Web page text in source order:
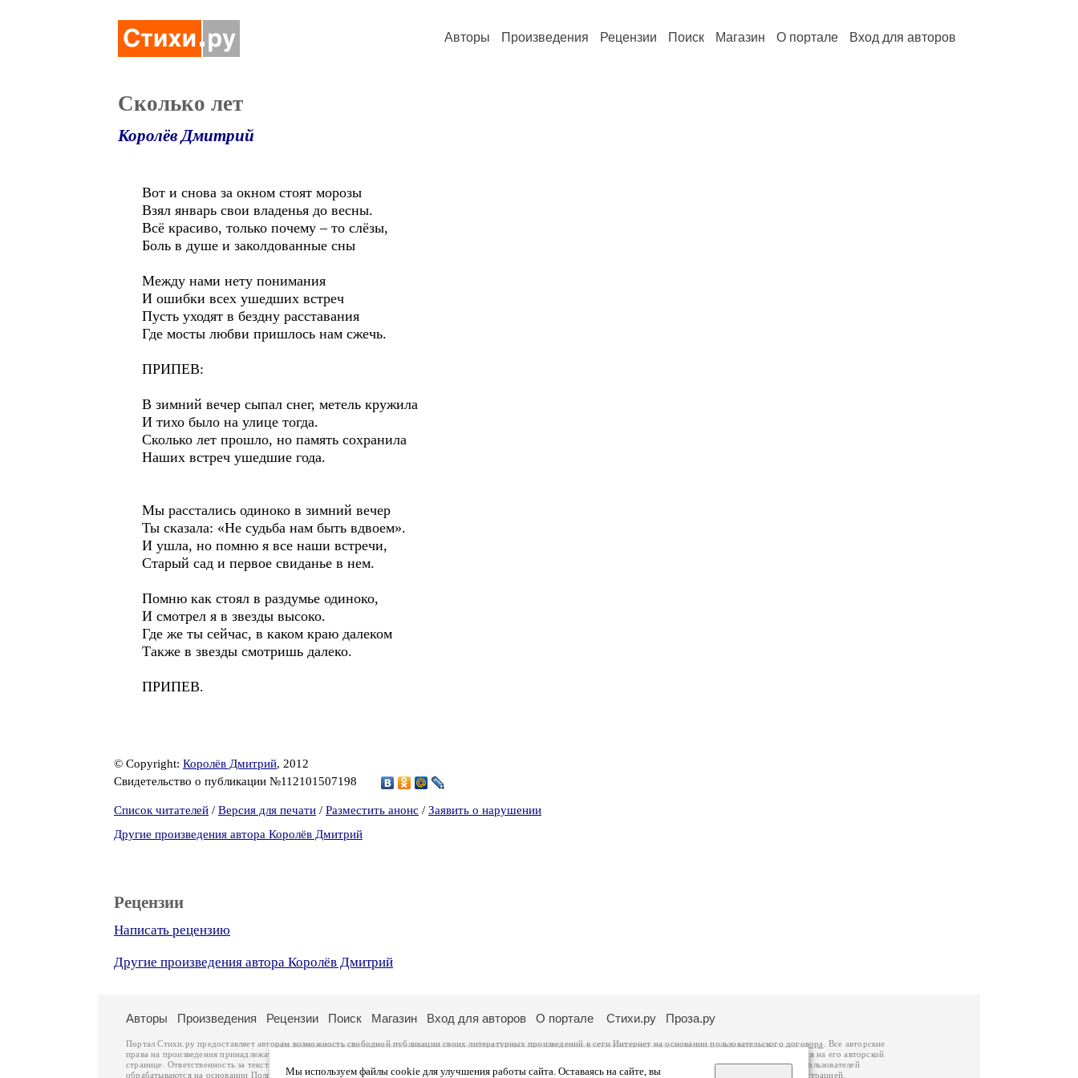
Авторы Произведения Рецензии Поиск Магазин О портале Вход для авторов
Сколько лет
Королёв Дмитрий
Вот и снова за окном стоят морозы
Взял январь свои владенья до весны.
Всё красиво, только почему – то слёзы,
Боль в душе и заколдованные сны
Между нами нету понимания
И ошибки всех ушедших встреч
Пусть уходят в бездну расставания
Где мосты любви пришлось нам сжечь.
ПРИПЕВ:
В зимний вечер сыпал снег, метель кружила
И тихо было на улице тогда.
Сколько лет прошло, но память сохранила
Наших встреч ушедшие года.
Мы расстались одиноко в зимний вечер
Ты сказала: «Не судьба нам быть вдвоем».
И ушла, но помню я все наши встречи,
Старый сад и первое свиданье в нем.
Помню как стоял в раздумье одиноко,
И смотрел я в звезды высоко.
Где же ты сейчас, в каком краю далеком
Также в звезды смотришь далеко.
ПРИПЕВ.
© Copyright: Королёв Дмитрий, 2012
Свидетельство о публикации №112101507198
Список читателей / Версия для печати / Разместить анонс / Заявить о нарушении
Другие произведения автора Королёв Дмитрий
Рецензии
Написать рецензию
Другие произведения автора Королёв Дмитрий
Мы используем файлы cookie для улучшения работы сайта. Оставаясь на сайте, вы
Авторы Произведения Рецензии Поиск Магазин Вход для авторов О портале Стихи.ру Проза.ру
Портал Стихи.ру предоставляет авторам возможность свободной публикации своих литературных произведений в сети Интернет на основаниипользовательского договора
. Все авторские
права на произведения принадлежат авторам и охраняются
. Перепечатка произведений возможна только с согласия его автора, к которому вы можете обратиться на его авторской
странице. Ответственность за тексты произведений авторы несут самостоятельно на основании
законодательства Российской Федерации. Данные пользователей
обрабатываются на основании Политики обработки персональных данных. Вы также можете посмотреть более подробнуюинформацию о портале связаться с администрацией